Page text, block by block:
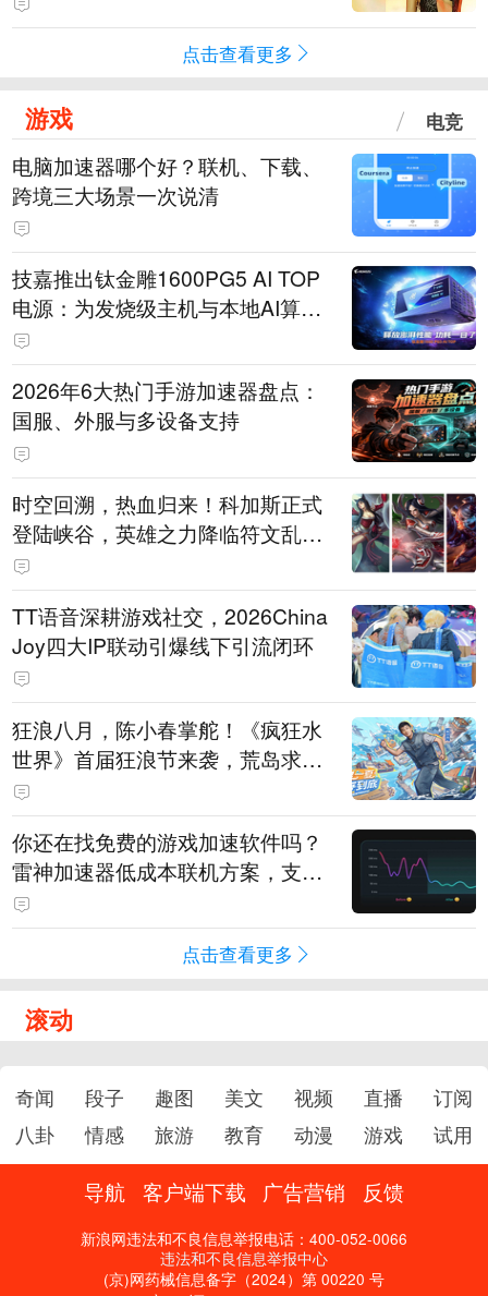
点击查看更多
游戏 电竞
电脑加速器哪个好？联机、下载、
跨境三大场景一次说清
技嘉推出钛金雕1600PG5 AI TOP
电源：为发烧级主机与本地AI算力
打造旗舰供电方案
2026年6大热门手游加速器盘点：
国服、外服与多设备支持
时空回溯，热血归来！科加斯正式
登陆峡谷，英雄之力降临符文乱
斗！
TT语音深耕游戏社交，2026China
Joy四大IP联动引爆线下引流闭环
狂浪八月，陈小春掌舵！《疯狂水
世界》首届狂浪节来袭，荒岛求生
直播即将开启
你还在找免费的游戏加速软件吗？
雷神加速器低成本联机方案，支持
免费试用
点击查看更多
滚动
奇闻 段子 趣图 美文 视频 直播
订阅
八卦
情感 旅游 教育 动漫 游戏 试用
导航 客户端下载 广告营销 反馈
新浪网违法和不良信息举报电话：400-052-0066
违法和不良信息举报中心
(京)网药械信息备字（2024）第 00220 号